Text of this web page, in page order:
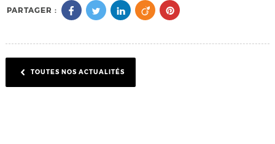
PARTAGER :
TOUTES NOS ACTUALITÉS